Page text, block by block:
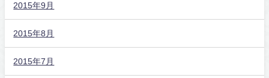
2015年9月
2015年8月
2015年7月